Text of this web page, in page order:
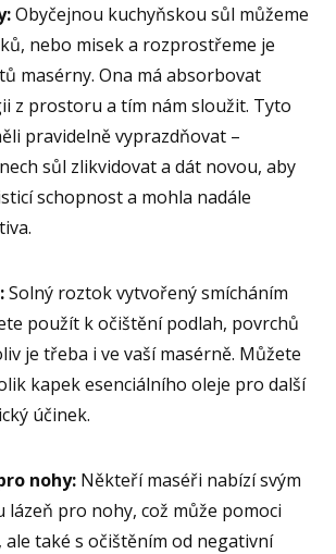
Obyčejnou kuchyňskou sůl můžeme
nebo misek a rozprostřeme je
masérny. Ona má absorbovat
z prostoru a tím nám sloužit. Tyto
pravidelně vyprazdňovat –
sůl zlikvidovat a dát novou, aby
schopnost a mohla nadále
Solný roztok vytvořený smícháním
použít k očištění podlah, povrchů
je třeba i ve vaší masérně. Můžete
kapek esenciálního oleje pro další
účinek.
nohy: Někteří maséři nabízí svým
pro nohy, což může pomoci
ale také s očištěním od negativní